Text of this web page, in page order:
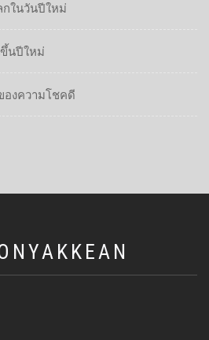
กในวันปีใหม่
นปีใหม่
งความโชคดี